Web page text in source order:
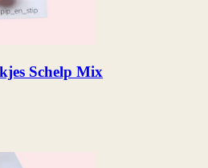
Schelp Mix